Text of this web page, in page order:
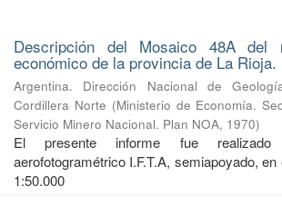
Descripción del Mosaico 48A del
económico de la provincia de La Rioja.
Argentina. Dirección Nacional de
Cordillera Norte (Ministerio de Economía.
Servicio Minero Nacional. Plan NOA, 1970)
El presente informe fue realizado
aerofotogramétrico I.F.T.A, semiapoyado,
1:50.000